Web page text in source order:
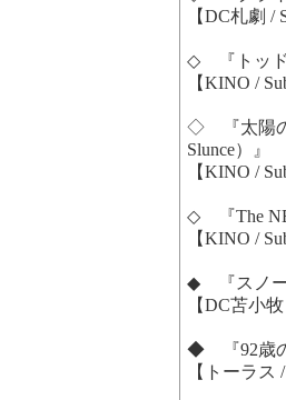
【DC札劇 /
◇ 『トッド
【KINO /
◇ 『太陽の
Slunce）』
【KINO /
◇ 『The
【KINO /
◆ 『スノー
【DC苫小
◆ 『92歳の
【トーラス